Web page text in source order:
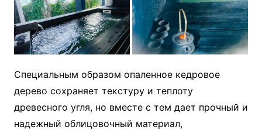
Специальным образом опаленное кедровое
дерево сохраняет текстуру и теплоту
древесного угля, но вместе с тем дает прочный и
надежный облицовочный материал,